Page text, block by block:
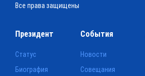
Все права защищены
Президент
Статус
Биография
События
Новости
Совещания